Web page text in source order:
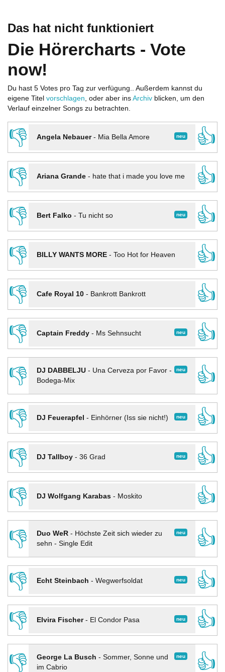
Das hat nicht funktioniert
Die Hörercharts - Vote
now!
Du hast 5 Votes pro Tag zur verfügung.. Außerdem kannst du
eigene Titel vorschlagen, oder aber ins Archiv blicken, um den
Verlauf einzelner Songs zu betrachten.
👎 neu
Angela Nebauer- Mia Bella Amore
👍
👎
Ariana Grande- hate that i made you love me
👍
👎
neu
Bert Falko - Tu nicht so
👍
👎
BILLY WANTS MORE- Too Hot for Heaven
👍
👎
Cafe Royal 10- Bankrott Bankrott
👍
👎
neu
Captain Freddy- Ms Sehnsucht
👍
👎
neu
DJ DABBELJU- Una Cerveza por Favor -
Bodega-Mix
👍
👎
neu
DJ Feuerapfel - Einhörner (Iss sie nicht!)
👍
👎
neu
DJ Tallboy- 36 Grad
👍
👎
DJ Wolfgang Karabas- Moskito
👍
👎
neu
Duo WeR- Höchste Zeit sich wieder zu
sehn - Single Edit
👍
👎
neu
Echt Steinbach - Wegwerfsoldat
👍
👎
neu
Elvira Fischer- El Condor Pasa
👍
👎
neu
George La Busch - Sommer, Sonne und
im Cabrio
👍